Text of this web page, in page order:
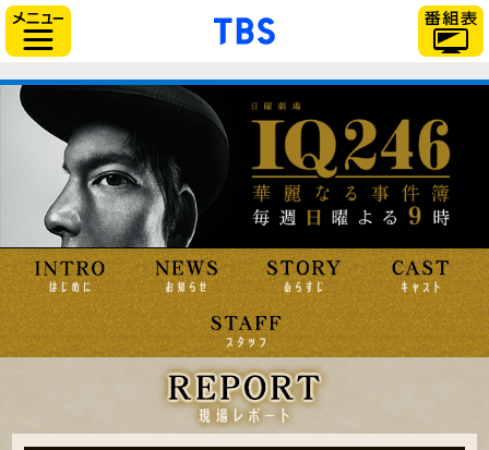
「TBSテレビ」トップ